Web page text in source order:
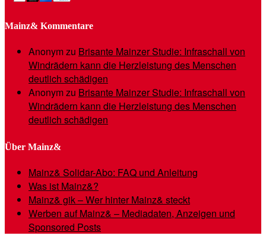
Mainz& Kommentare
Anonymzu Brisante Mainzer Studie: Infraschall von
Windrädern kann die Herzleistung des Menschen
deutlich schädigen
Anonymzu Brisante Mainzer Studie: Infraschall von
Windrädern kann die Herzleistung des Menschen
deutlich schädigen
Über Mainz&
Mainz& Solidar-Abo: FAQ und Anleitung
Was ist Mainz&?
Mainz& gik – Wer hinter Mainz& steckt
Werben auf Mainz& – Mediadaten, Anzeigen und
Sponsored Posts